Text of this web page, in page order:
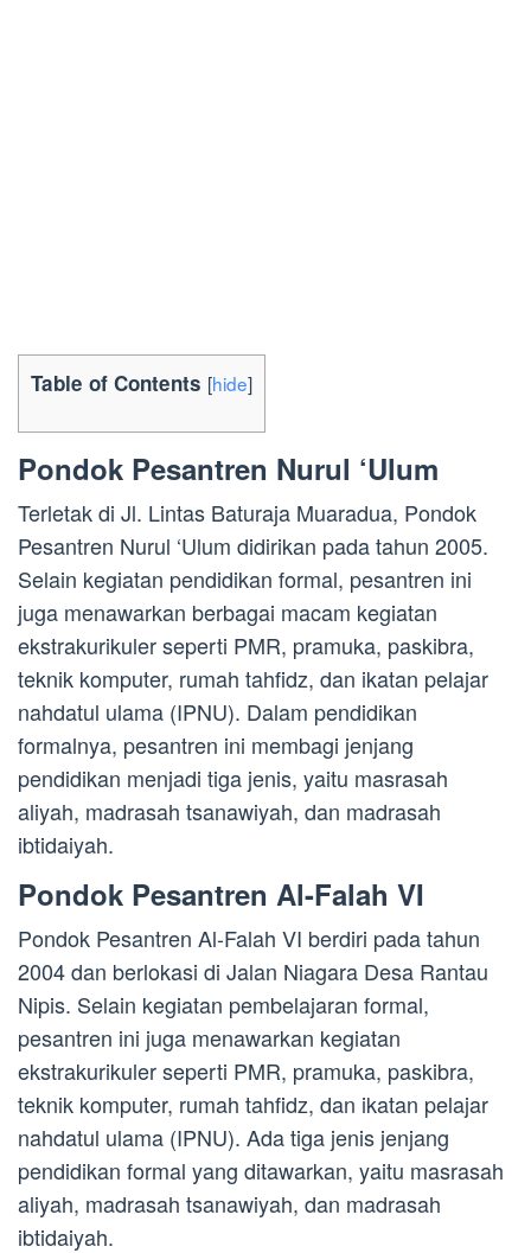
Table of Contents [hide]
Pondok Pesantren Nurul ‘Ulum
Terletak di Jl. Lintas Baturaja Muaradua, Pondok
Pesantren Nurul ‘Ulum didirikan pada tahun 2005.
Selain kegiatan pendidikan formal, pesantren ini
juga menawarkan berbagai macam kegiatan
ekstrakurikuler seperti PMR, pramuka, paskibra,
teknik komputer, rumah tahfidz, dan ikatan pelajar
nahdatul ulama (IPNU). Dalam pendidikan
formalnya, pesantren ini membagi jenjang
pendidikan menjadi tiga jenis, yaitu masrasah
aliyah, madrasah tsanawiyah, dan madrasah
ibtidaiyah.
Pondok Pesantren Al-Falah VI
Pondok Pesantren Al-Falah VI berdiri pada tahun
2004 dan berlokasi di Jalan Niagara Desa Rantau
Nipis. Selain kegiatan pembelajaran formal,
pesantren ini juga menawarkan kegiatan
ekstrakurikuler seperti PMR, pramuka, paskibra,
teknik komputer, rumah tahfidz, dan ikatan pelajar
nahdatul ulama (IPNU). Ada tiga jenis jenjang
pendidikan formal yang ditawarkan, yaitu masrasah
aliyah, madrasah tsanawiyah, dan madrasah
ibtidaiyah.